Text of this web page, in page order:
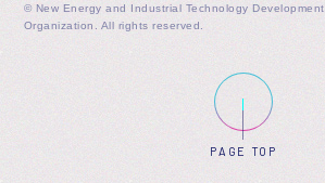
© New Energy and Industrial Technology Development
Organization. All rights reserved.
PAGE TOP